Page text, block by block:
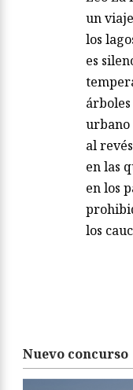
un
los
es
urbano
al
en las
en los
los
Nuevo concurso